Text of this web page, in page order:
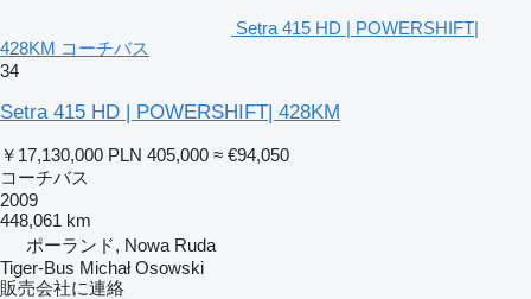
Setra 415 HD | POWERSHIFT|
428KM コーチバス
34
Setra 415 HD | POWERSHIFT| 428KM
￥17,130,000 PLN 405,000 ≈ €94,050
コーチバス
2009
448,061 km
ポーランド, Nowa Ruda
Tiger-Bus Michał Osowski
販売会社に連絡